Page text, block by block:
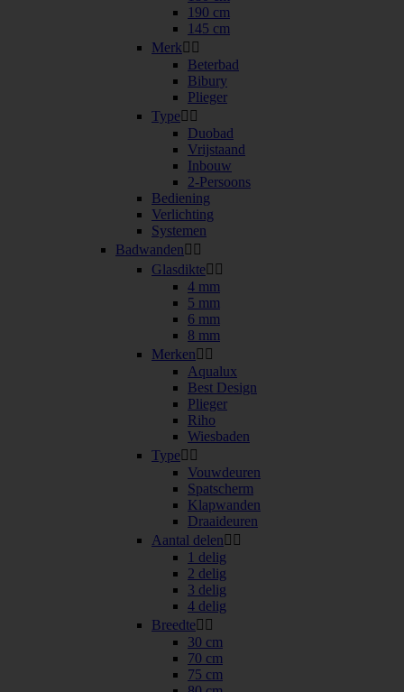
190 cm
145 cm
Merk 
Beterbad
Bibury
Plieger
Type 
Duobad
Vrijstaand
Inbouw
2-Persoons
Bediening
Verlichting
Systemen
Badwanden 
Glasdikte 
4 mm
5 mm
6 mm
8 mm
Merken 
Aqualux
Best Design
Plieger
Riho
Wiesbaden
Type 
Vouwdeuren
Spatscherm
Klapwanden
Draaideuren
Aantal delen 
1 delig
2 delig
3 delig
4 delig
Breedte 
30 cm
70 cm
75 cm